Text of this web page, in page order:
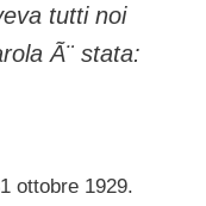
tutti noi
Ã¨ stata:
ottobre 1929.